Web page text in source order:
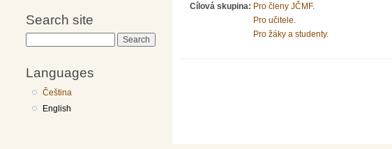
Search site
Languages
Čeština
English
Cílová skupina: Pro členy JČMF.
Pro učitele.
Pro žáky a studenty.